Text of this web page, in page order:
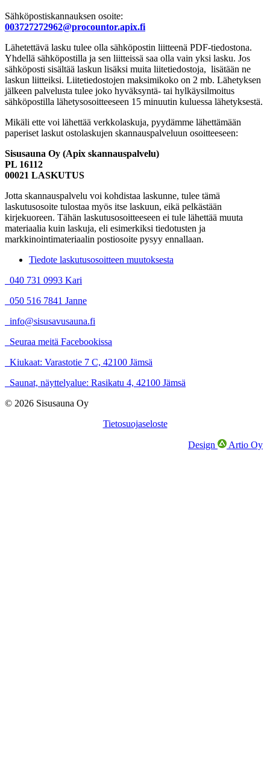
Sähköpostiskannauksen osoite:
003727272962@procountor.apix.fi
Lähetettävä lasku tulee olla sähköpostin liitteenä PDF-tiedostona.
Yhdellä sähköpostilla ja sen liitteissä saa olla vain yksi lasku. Jos
sähköposti sisältää laskun lisäksi muita liitetiedostoja, lisätään ne
laskun liitteiksi. Liitetiedostojen maksimikoko on 2 mb. Lähetyksen
jälkeen palvelusta tulee joko hyväksyntä- tai hylkäysilmoitus
sähköpostilla lähetysosoitteeseen 15 minuutin kuluessa lähetyksestä.
Mikäli ette voi lähettää verkkolaskuja, pyydämme lähettämään
paperiset laskut ostolaskujen skannauspalveluun osoitteeseen:
Sisusauna Oy (Apix skannauspalvelu)
PL 16112
00021 LASKUTUS
Jotta skannauspalvelu voi kohdistaa laskunne, tulee tämä
laskutusosoite tulostaa myös itse laskuun, eikä pelkästään
kirjekuoreen. Tähän laskutusosoitteeseen ei tule lähettää muuta
materiaalia kuin laskuja, eli esimerkiksi tiedotusten ja
markkinointimateriaalin postiosoite pysyy ennallaan.
Tiedote laskutusosoitteen muutoksesta
040 731 0993 Kari
050 516 7841 Janne
info@sisusavusauna.fi
Seuraa meitä Facebookissa
Kiukaat: Varastotie 7 C, 42100 Jämsä
Saunat, näyttelyalue: Rasikatu 4, 42100 Jämsä
© 2026 Sisusauna Oy
Tietosuojaseloste
Design Artio Oy